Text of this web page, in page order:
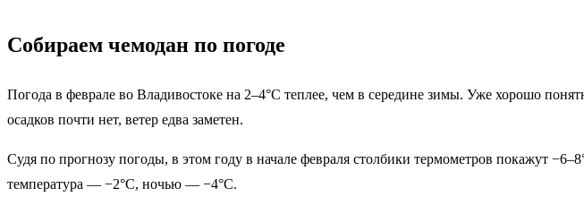
Собираем чемодан по погоде
Погода в феврале во Владивостоке на 2–4°C теплее, чем в середине зимы. Уже хорошо
осадков почти нет, ветер едва заметен.
Судя по прогнозу погоды, в этом году в начале февраля столбики термометров покажут
температура — −2°C, ночью — −4°C.